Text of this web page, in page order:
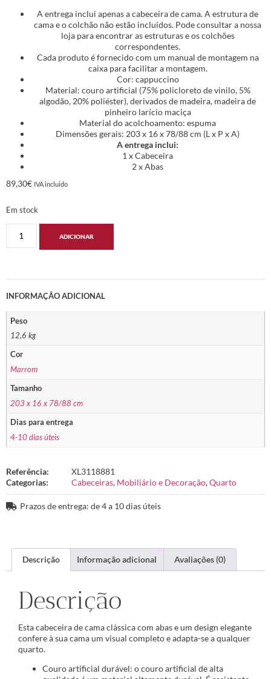
A entrega inclui apenas a cabeceira de cama. A estrutura de
cama e o colchão não estão incluídos. Pode consultar a nossa
loja para encontrar as estruturas e os colchões
correspondentes.
Cada produto é fornecido com um manual de montagem na
caixa para facilitar a montagem.
Cor: cappuccino
Material: couro artificial (75% policloreto de vinilo, 5%
algodão, 20% poliéster), derivados de madeira, madeira de
pinheiro larício maciça
Material do acolchoamento: espuma
Dimensões gerais: 203 x 16 x 78/88 cm (L x P x A)
A entrega inclui:
1 x Cabeceira
2 x Abas
89,30€ IVA incluido
Em stock
ADICIONAR
INFORMAÇÃO ADICIONAL
Peso
12,6 kg
Cor
Marrom
Tamanho
203 x 16 x 78/88 cm
Dias para entrega
4-10 dias úteis
Referência:
XL3118881
Categorias:
Cabeceiras, Mobiliário e Decoração,Quarto
Prazos de entrega: de 4 a 10 dias úteis
Descrição Informação adicional Avaliações (0)
Descrição
Esta cabeceira de cama clássica com abas e um design elegante
confere à sua cama um visual completo e adapta-se a qualquer
quarto.
Couro artificial durável: o couro artificial de alta